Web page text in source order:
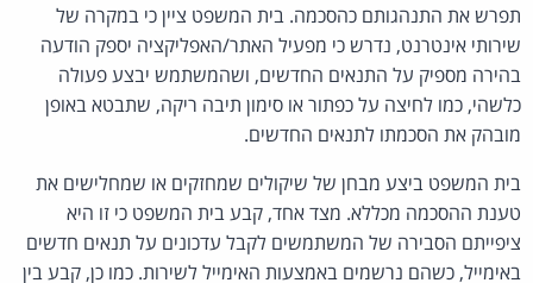
תפרש את התנהגותם כהסכמה. בית המשפט ציין כי במקרה של
שירותי אינטרנט, נדרש כי מפעיל האתר/האפליקציה יספק הודעה
בהירה מספיק על התנאים החדשים, ושהמשתמש יבצע פעולה
כלשהי, כמו לחיצה על כפתור או סימון תיבה ריקה, שתבטא באופן
מובהק את הסכמתו לתנאים החדשים.
בית המשפט ביצע מבחן של שיקולים שמחזקים או שמחלישים את
טענת ההסכמה מכללא. מצד אחד, קבע בית המשפט כי זו היא
ציפייתם הסבירה של המשתמשים לקבל עדכונים על תנאים חדשים
באימייל, כשהם נרשמים באמצעות האימייל לשירות. כמו כן, קבע בין